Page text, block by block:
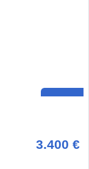
3.400 €